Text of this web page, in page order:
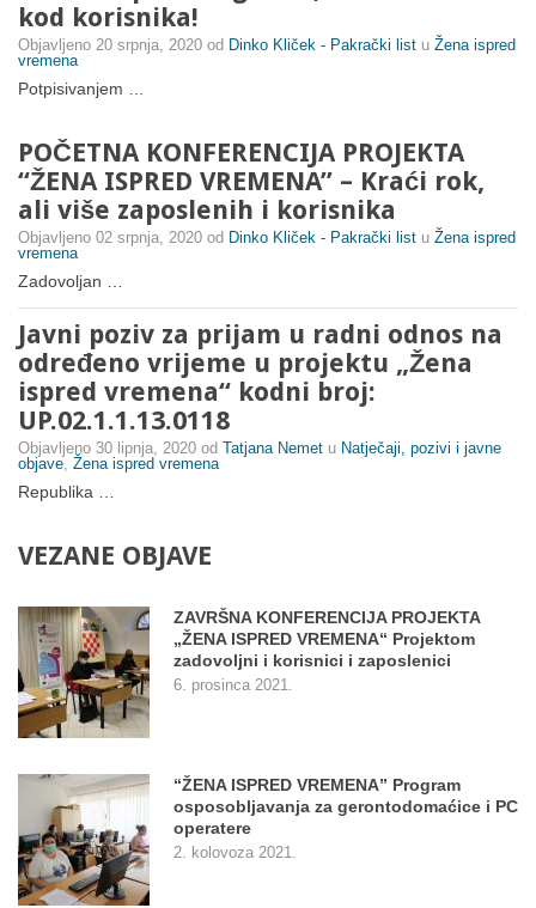
kod korisnika!
Objavljeno 20 srpnja, 2020 od Dinko Kliček - Pakrački list u Žena ispred
vremena
Potpisivanjem …
POČETNA KONFERENCIJA PROJEKTA
“ŽENA ISPRED VREMENA” – Kraći rok,
ali više zaposlenih i korisnika
Objavljeno 02 srpnja, 2020 od Dinko Kliček - Pakrački list u Žena ispred
vremena
Zadovoljan …
Javni poziv za prijam u radni odnos na
određeno vrijeme u projektu „Žena
ispred vremena“ kodni broj:
UP.02.1.1.13.0118
Objavljeno 30 lipnja, 2020 od Tatjana Nemet u Natječaji, pozivi i javne
objave, Žena ispred vremena
Republika …
VEZANE OBJAVE
ZAVRŠNA KONFERENCIJA PROJEKTA
„ŽENA ISPRED VREMENA“ Projektom
zadovoljni i korisnici i zaposlenici
6. prosinca 2021.
“ŽENA ISPRED VREMENA” Program
osposobljavanja za gerontodomaćice i PC
operatere
2. kolovoza 2021.